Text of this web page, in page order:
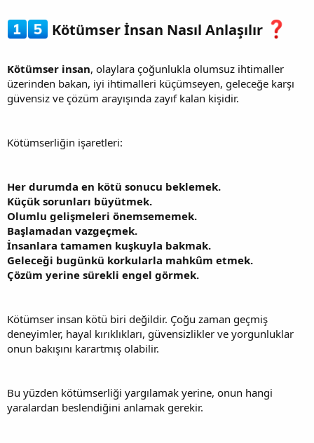
Kötümser İnsan Nasıl Anlaşılır
Kötümser insan, olaylara çoğunlukla olumsuz ihtimaller
üzerinden bakan, iyi ihtimalleri küçümseyen, geleceğe karşı
güvensiz ve çözüm arayışında zayıf kalan kişidir.
Kötümserliğin işaretleri:
Her durumda en kötü sonucu beklemek.
Küçük sorunları büyütmek.
Olumlu gelişmeleri önemsememek.
Başlamadan vazgeçmek.
İnsanlara tamamen kuşkuyla bakmak.
Geleceği bugünkü korkularla mahkûm etmek.
Çözüm yerine sürekli engel görmek.
Kötümser insan kötü biri değildir. Çoğu zaman geçmiş
deneyimler, hayal kırıklıkları, güvensizlikler ve yorgunluklar
onun bakışını karartmış olabilir.
Bu yüzden kötümserliği yargılamak yerine, onun hangi
yaralardan beslendiğini anlamak gerekir.